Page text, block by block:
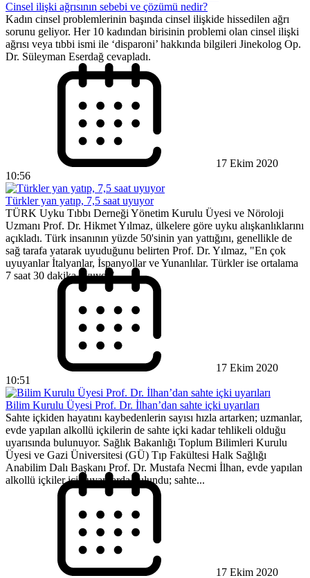
Cinsel ilişki ağrısının sebebi ve çözümü nedir?
Kadın cinsel problemlerinin başında cinsel ilişkide hissedilen ağrı
sorunu geliyor. Her 10 kadından birisinin problemi olan cinsel ilişki
ağrısı veya tıbbi ismi ile ‘disparoni’ hakkında bilgileri Jinekolog Op.
Dr. Süleyman Eserdağ cevapladı.
17 Ekim 2020
10:56
Türkler yan yatıp, 7,5 saat uyuyor
TÜRK Uyku Tıbbı Derneği Yönetim Kurulu Üyesi ve Nöroloji
Uzmanı Prof. Dr. Hikmet Yılmaz, ülkelere göre uyku alışkanlıklarını
açıkladı. Türk insanının yüzde 50'sinin yan yattığını, genellikle de
sağ tarafa yatarak uyuduğunu belirten Prof. Dr. Yılmaz, "En çok
uyuyanlar İtalyanlar, İspanyollar ve Yunanlılar. Türkler ise ortalama
7 saat 30 dakika uyuyor"...
17 Ekim 2020
10:51
Bilim Kurulu Üyesi Prof. Dr. İlhan’dan sahte içki uyarıları
Sahte içkiden hayatını kaybedenlerin sayısı hızla artarken; uzmanlar,
evde yapılan alkollü içkilerin de sahte içki kadar tehlikeli olduğu
uyarısında bulunuyor. Sağlık Bakanlığı Toplum Bilimleri Kurulu
Üyesi ve Gazi Üniversitesi (GÜ) Tıp Fakültesi Halk Sağlığı
Anabilim Dalı Başkanı Prof. Dr. Mustafa Necmi İlhan, evde yapılan
alkollü içkiler için uyarılarda bulundu; sahte...
17 Ekim 2020